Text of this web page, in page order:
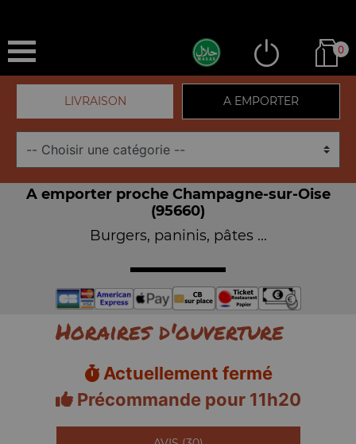
0
LIVRAISON A EMPORTER
A emporter proche Champagne-sur-Oise
(95660)
Burgers, paninis, pâtes ...
Horaires d'ouverture
Actuellement fermé
Précommande pour 11h20